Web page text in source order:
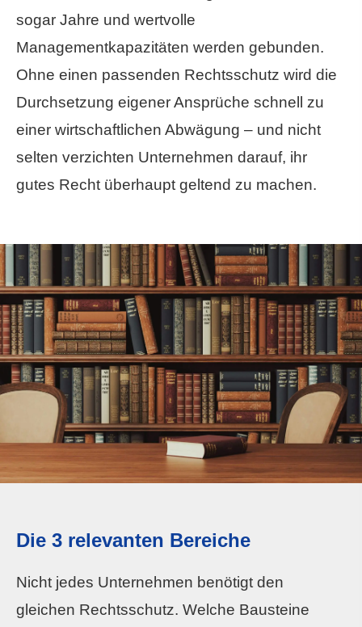
sogar Jahre und wertvolle
Managementkapazitäten werden gebunden.
Ohne einen passenden Rechtsschutz wird die
Durchsetzung eigener Ansprüche schnell zu
einer wirtschaftlichen Abwägung – und nicht
selten verzichten Unternehmen darauf, ihr
gutes Recht überhaupt geltend zu machen.
Die 3 relevanten Bereiche
Nicht jedes Unternehmen benötigt den
gleichen Rechtsschutz. Welche Bausteine